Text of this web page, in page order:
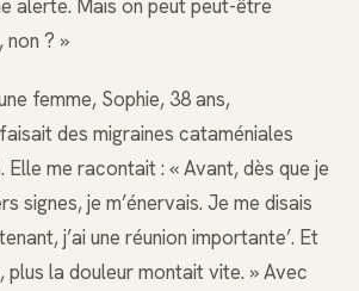
alerte. Mais on peut peut-être
non ? »
femme, Sophie, 38 ans,
des migraines cataméniales
Elle me racontait : « Avant, dès que je
signes, je m’énervais. Je me disais
j’ai une réunion importante’. Et
plus la douleur montait vite. » Avec